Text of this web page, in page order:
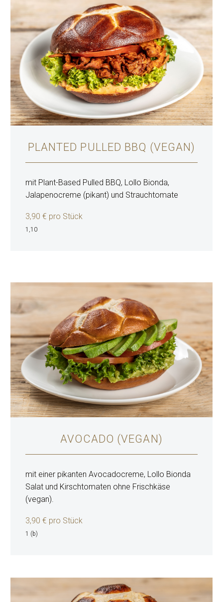
PLANTED PULLED BBQ (VEGAN)
mit Plant-Based Pulled BBQ, Lollo Bionda,
Jalapenocreme (pikant) und Strauchtomate
3,90 € pro Stück
1,10
AVOCADO (VEGAN)
mit einer pikanten Avocadocreme, Lollo Bionda
Salat und Kirschtomaten ohne Frischkäse
(vegan).
3,90 € pro Stück
1 (b)